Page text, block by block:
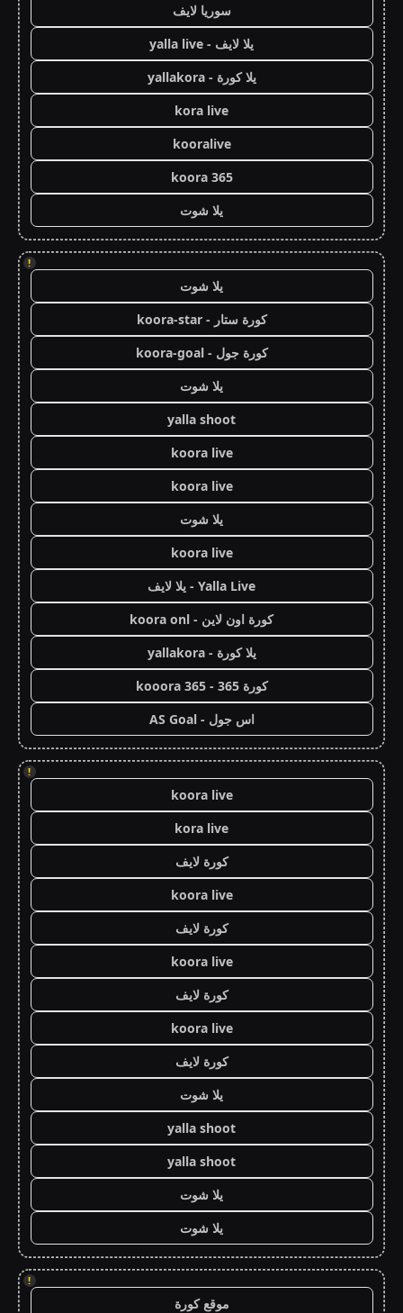
سوريا لايف
يلا لايف - yalla live
يلا كورة - yallakora
kora live
kooralive
koora 365
يلا شوت
!
يلا شوت
كورة ستار - koora-star
كورة جول - koora-goal
يلا شوت
yalla shoot
koora live
koora live
يلا شوت
koora live
Yalla Live - يلا لايف
كورة اون لاين - koora onl
يلا كورة - yallakora
كورة 365 - kooora 365
اس جول - AS Goal
!
koora live
kora live
كورة لايف
koora live
كورة لايف
koora live
كورة لايف
koora live
كورة لايف
يلا شوت
yalla shoot
yalla shoot
يلا شوت
يلا شوت
!
موقع كورة